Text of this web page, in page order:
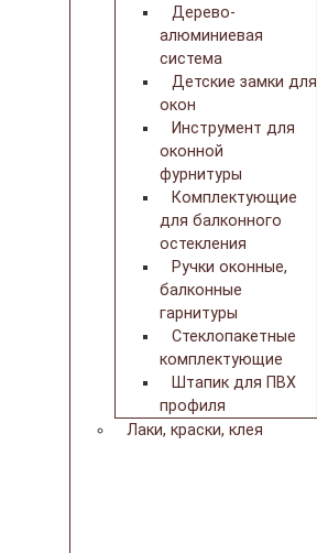
Дерево-
алюминиевая
система
Детские замки для
окон
Инструмент для
оконной
фурнитуры
Комплектующие
для балконного
остекления
Ручки оконные,
балконные
гарнитуры
Стеклопакетные
комплектующие
Штапик для ПВХ
профиля
Лаки, краски, клея